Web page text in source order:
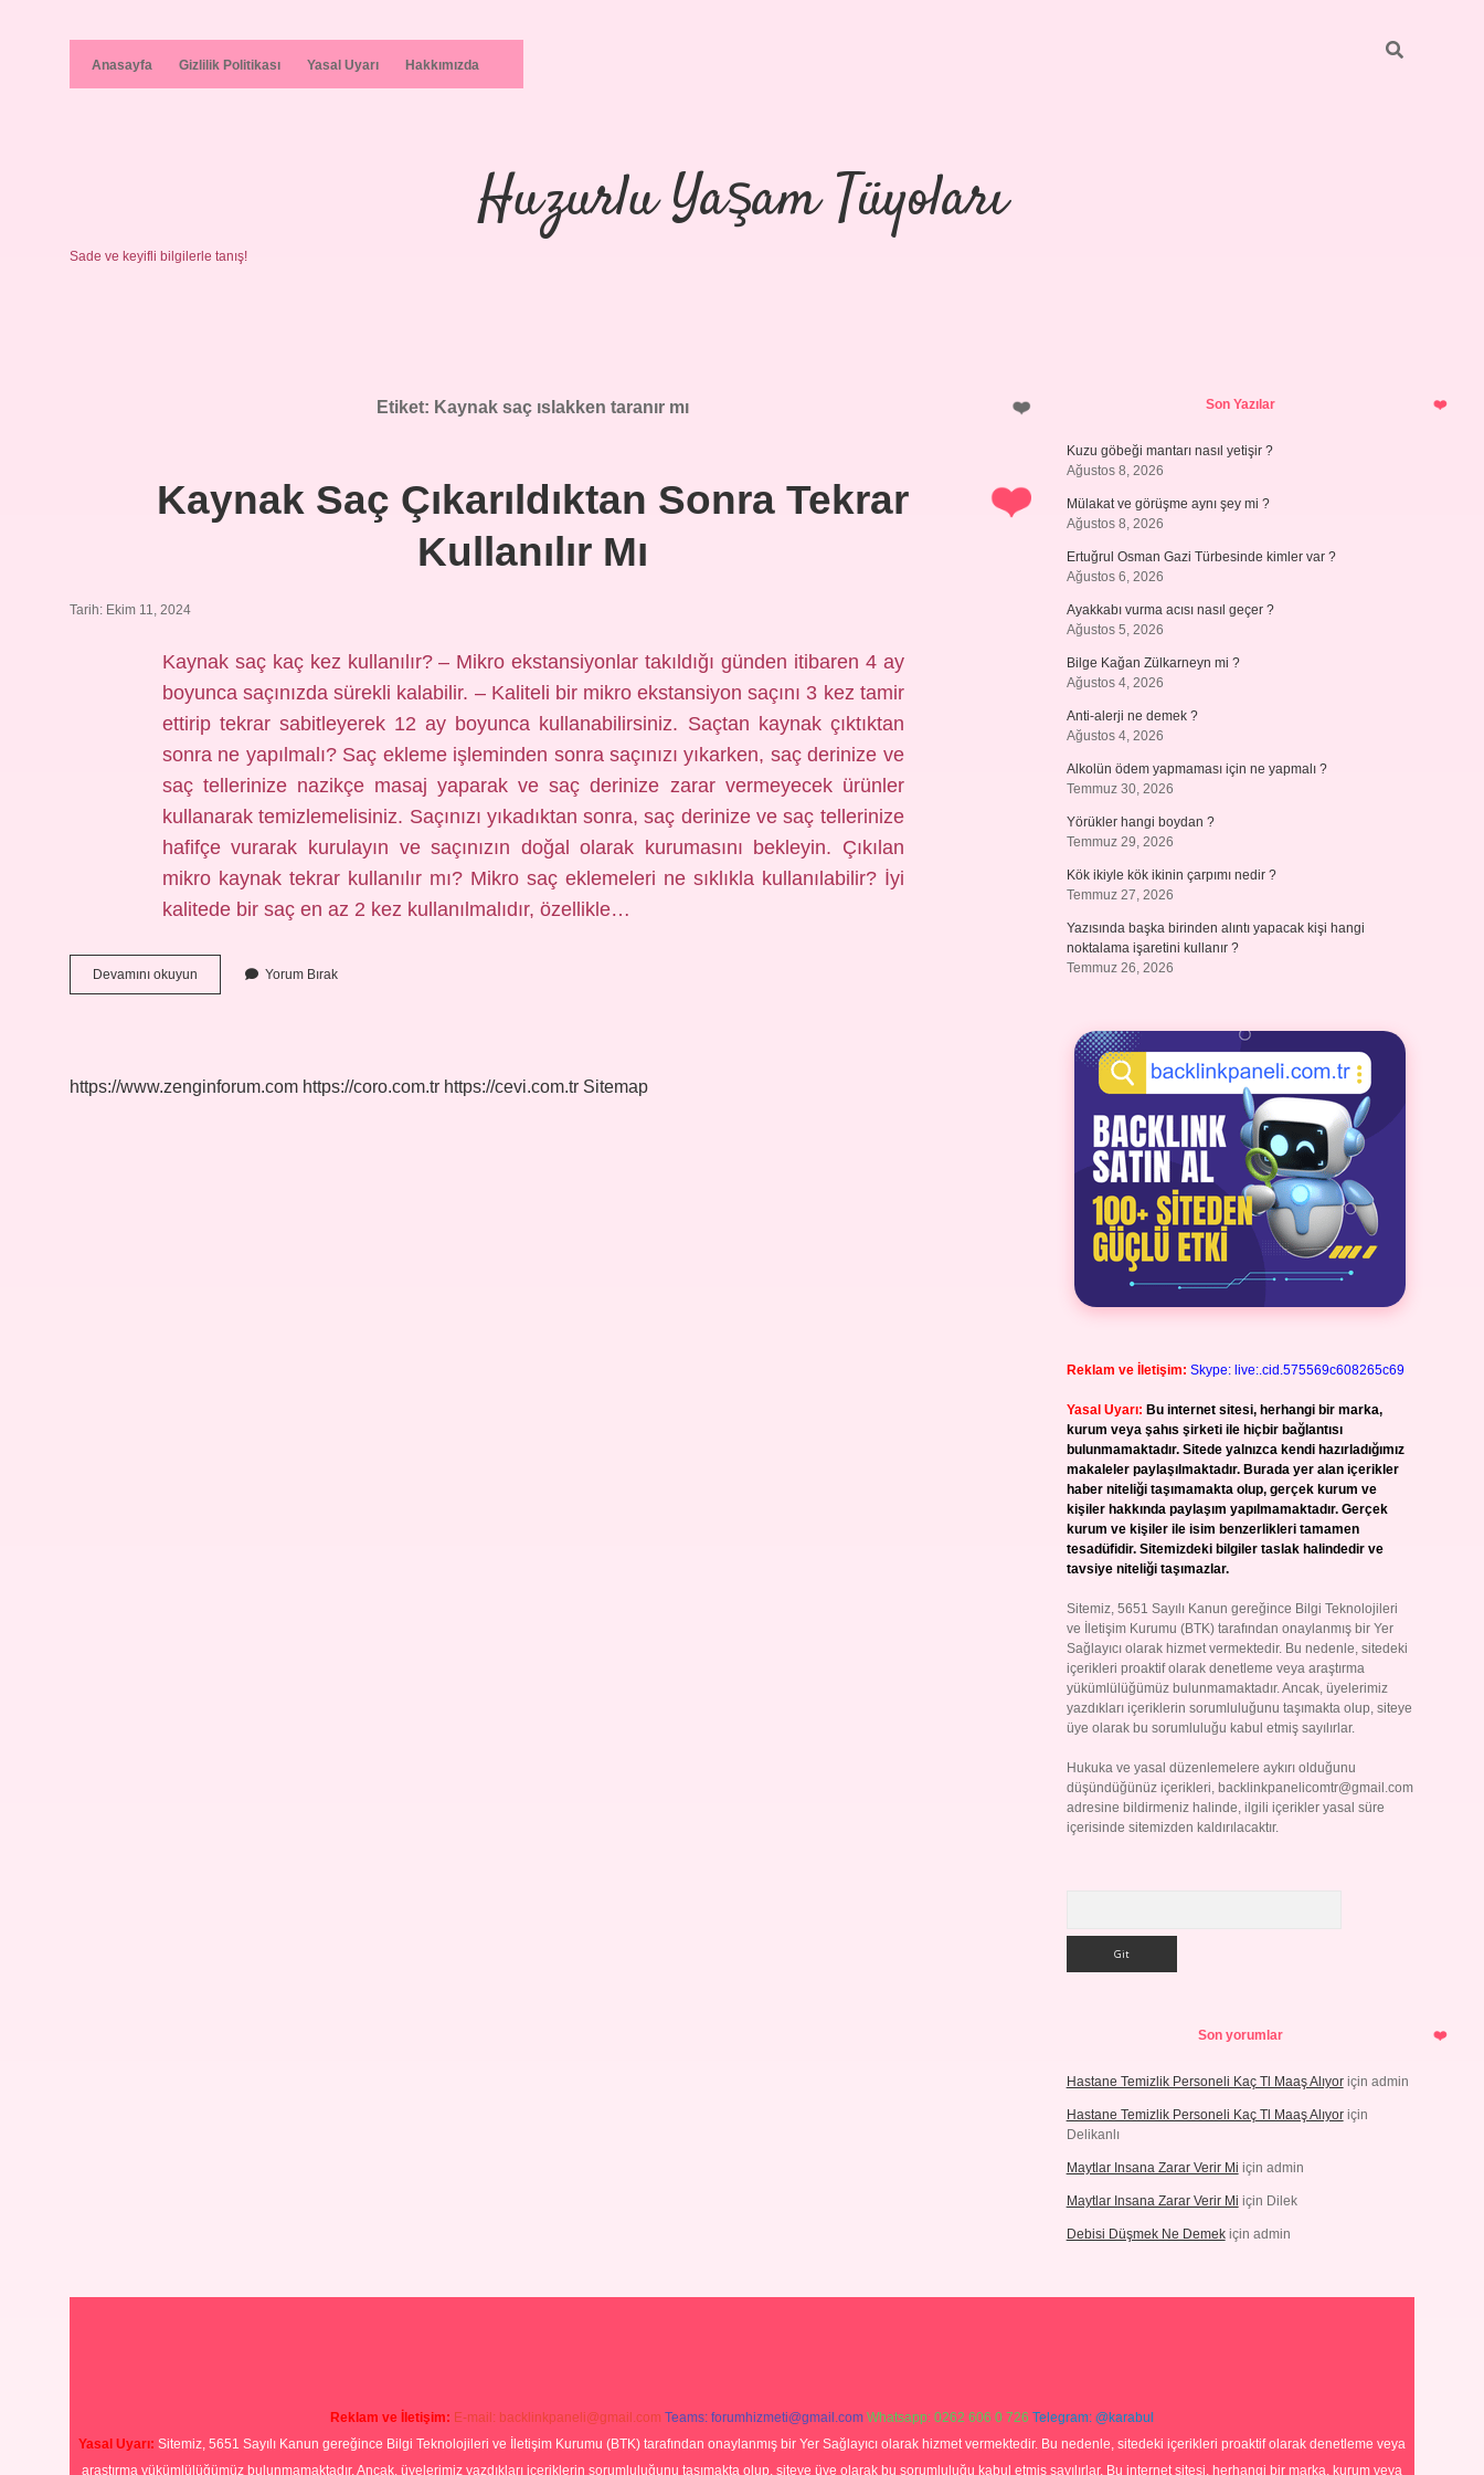
Anasayfa Gizlilik Politikası Yasal Uyarı Hakkımızda
Huzurlu Yaşam Tüyoları
Sade ve keyifli bilgilerle tanış!
Etiket: Kaynak saç ıslakken taranır mı
Kaynak Saç Çıkarıldıktan Sonra Tekrar
Kullanılır Mı
Tarih: Ekim 11, 2024
Kaynak saç kaç kez kullanılır? – Mikro ekstansiyonlar takıldığı günden itibaren 4 ay
boyunca saçınızda sürekli kalabilir. – Kaliteli bir mikro ekstansiyon saçını 3 kez tamir
ettirip tekrar sabitleyerek 12 ay boyunca kullanabilirsiniz. Saçtan kaynak çıktıktan
sonra ne yapılmalı? Saç ekleme işleminden sonra saçınızı yıkarken, saç derinize ve
saç tellerinize nazikçe masaj yaparak ve saç derinize zarar vermeyecek ürünler
kullanarak temizlemelisiniz. Saçınızı yıkadıktan sonra, saç derinize ve saç tellerinize
hafifçe vurarak kurulayın ve saçınızın doğal olarak kurumasını bekleyin. Çıkılan
mikro kaynak tekrar kullanılır mı? Mikro saç eklemeleri ne sıklıkla kullanılabilir? İyi
kalitede bir saç en az 2 kez kullanılmalıdır, özellikle…
Devamını okuyun
Saç
Mı
Yorum Bırak
https://www.zenginforum.com https://coro.com.tr https://cevi.com.tr Sitemap
SidebarSon Yazılar
Kuzu göbeği mantarı nasıl yetişir ?
Ağustos 8, 2026
Mülakat ve görüşme aynı şey mi ?
Ağustos 8, 2026
Ertuğrul Osman Gazi Türbesinde kimler var ?
Ağustos 6, 2026
Ayakkabı vurma acısı nasıl geçer ?
Ağustos 5, 2026
Bilge Kağan Zülkarneyn mi ?
Ağustos 4, 2026
Anti-alerji ne demek ?
Ağustos 4, 2026
Alkolün ödem yapmaması için ne yapmalı ?
Temmuz 30, 2026
Yörükler hangi boydan ?
Temmuz 29, 2026
Kök ikiyle kök ikinin çarpımı nedir ?
Temmuz 27, 2026
Yazısında başka birinden alıntı yapacak kişi hangi
noktalama işaretini kullanır ?
Temmuz 26, 2026
Reklam ve İletişim: Skype: live:.cid.575569c608265c69
Yasal Uyarı: Bu internet sitesi, herhangi bir marka,
kurum veya şahıs şirketi ile hiçbir bağlantısı
bulunmamaktadır. Sitede yalnızca kendi hazırladığımız
makaleler paylaşılmaktadır. Burada yer alan içerikler
haber niteliği taşımamakta olup, gerçek kurum ve
kişiler hakkında paylaşım yapılmamaktadır. Gerçek
kurum ve kişiler ile isim benzerlikleri tamamen
tesadüfidir. Sitemizdeki bilgiler taslak halindedir ve
tavsiye niteliği taşımazlar.
Sitemiz, 5651 Sayılı Kanun gereğince Bilgi Teknolojileri
ve İletişim Kurumu (BTK) tarafından onaylanmış bir Yer
Sağlayıcı olarak hizmet vermektedir. Bu nedenle, sitedeki
içerikleri proaktif olarak denetleme veya araştırma
yükümlülüğümüz bulunmamaktadır. Ancak, üyelerimiz
yazdıkları içeriklerin sorumluluğunu taşımakta olup, siteye
üye olarak bu sorumluluğu kabul etmiş sayılırlar.
Hukuka ve yasal düzenlemelere aykırı olduğunu
düşündüğünüz içerikleri, backlinkpanelicomtr@gmail.com
adresine bildirmeniz halinde, ilgili içerikler yasal süre
içerisinde sitemizden kaldırılacaktır.
Son yorumlar
Hastane Temizlik Personeli Kaç Tl Maaş Alıyoriçin admin
Hastane Temizlik Personeli Kaç Tl Maaş Alıyoriçin
Delikanlı
Maytlar Insana Zarar Verir Mi için admin
Maytlar Insana Zarar Verir Mi için Dilek
Debisi Düşmek Ne Demekiçin admin
Reklam ve İletişim: E-mail: backlinkpaneli@gmail.com Teams: forumhizmeti@gmail.com Whatsapp: 0262 606 0 726 Telegram: @karabul
Yasal Uyarı: Sitemiz, 5651 Sayılı Kanun gereğince Bilgi Teknolojileri ve İletişim Kurumu (BTK) tarafından onaylanmış bir Yer Sağlayıcı olarak hizmet vermektedir. Bu nedenle, sitedeki içerikleri proaktif olarak denetleme veya
araştırma yükümlülüğümüz bulunmamaktadır. Ancak, üyelerimiz yazdıkları içeriklerin sorumluluğunu taşımakta olup, siteye üye olarak bu sorumluluğu kabul etmiş sayılırlar. Bu internet sitesi, herhangi bir marka, kurum veya